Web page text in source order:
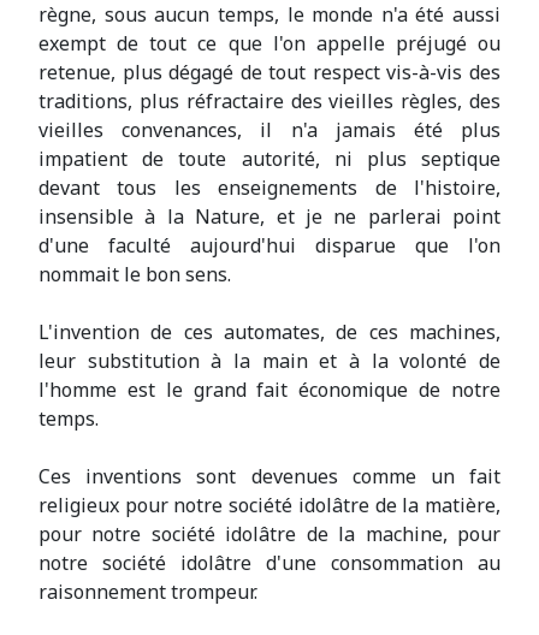
règne, sous aucun temps, le monde n'a été aussi
exempt de tout ce que l'on appelle préjugé ou
retenue, plus dégagé de tout respect vis-à-vis des
traditions, plus réfractaire des vieilles règles, des
vieilles convenances, il n'a jamais été plus
impatient de toute autorité, ni plus septique
devant tous les enseignements de l'histoire,
insensible à la Nature, et je ne parlerai point
d'une faculté aujourd'hui disparue que l'on
nommait le bon sens.
L'invention de ces automates, de ces machines,
leur substitution à la main et à la volonté de
l'homme est le grand fait économique de notre
temps.
Ces inventions sont devenues comme un fait
religieux pour notre société idolâtre de la matière,
pour notre société idolâtre de la machine, pour
notre société idolâtre d'une consommation au
raisonnement trompeur.